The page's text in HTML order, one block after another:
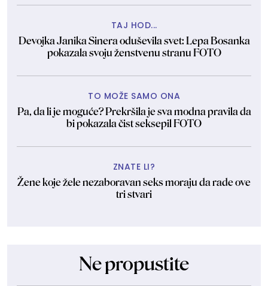
TAJ HOD...
Devojka Janika Sinera oduševila svet: Lepa Bosanka
pokazala svoju ženstvenu stranu FOTO
TO MOŽE SAMO ONA
Pa, da li je moguće? Prekršila je sva modna pravila da
bi pokazala čist seksepil FOTO
ZNATE LI?
Žene koje žele nezaboravan seks moraju da rade ove
tri stvari
Ne propustite